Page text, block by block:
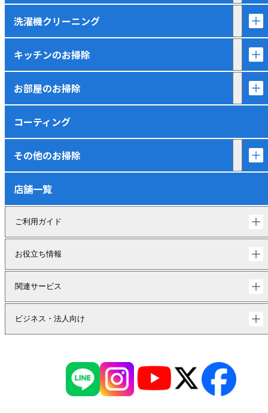
洗濯機クリーニング
キッチンのお掃除
お部屋のお掃除
コーティング
その他のお掃除
店舗一覧
ご利用ガイド
お役立ち情報
関連サービス
ビジネス・法人向け